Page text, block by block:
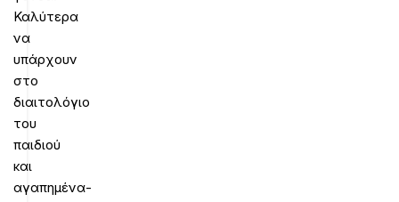
Καλύτερα
να
υπάρχουν
στο
διαιτολόγιο
του
παιδιού
και
αγαπημένα-